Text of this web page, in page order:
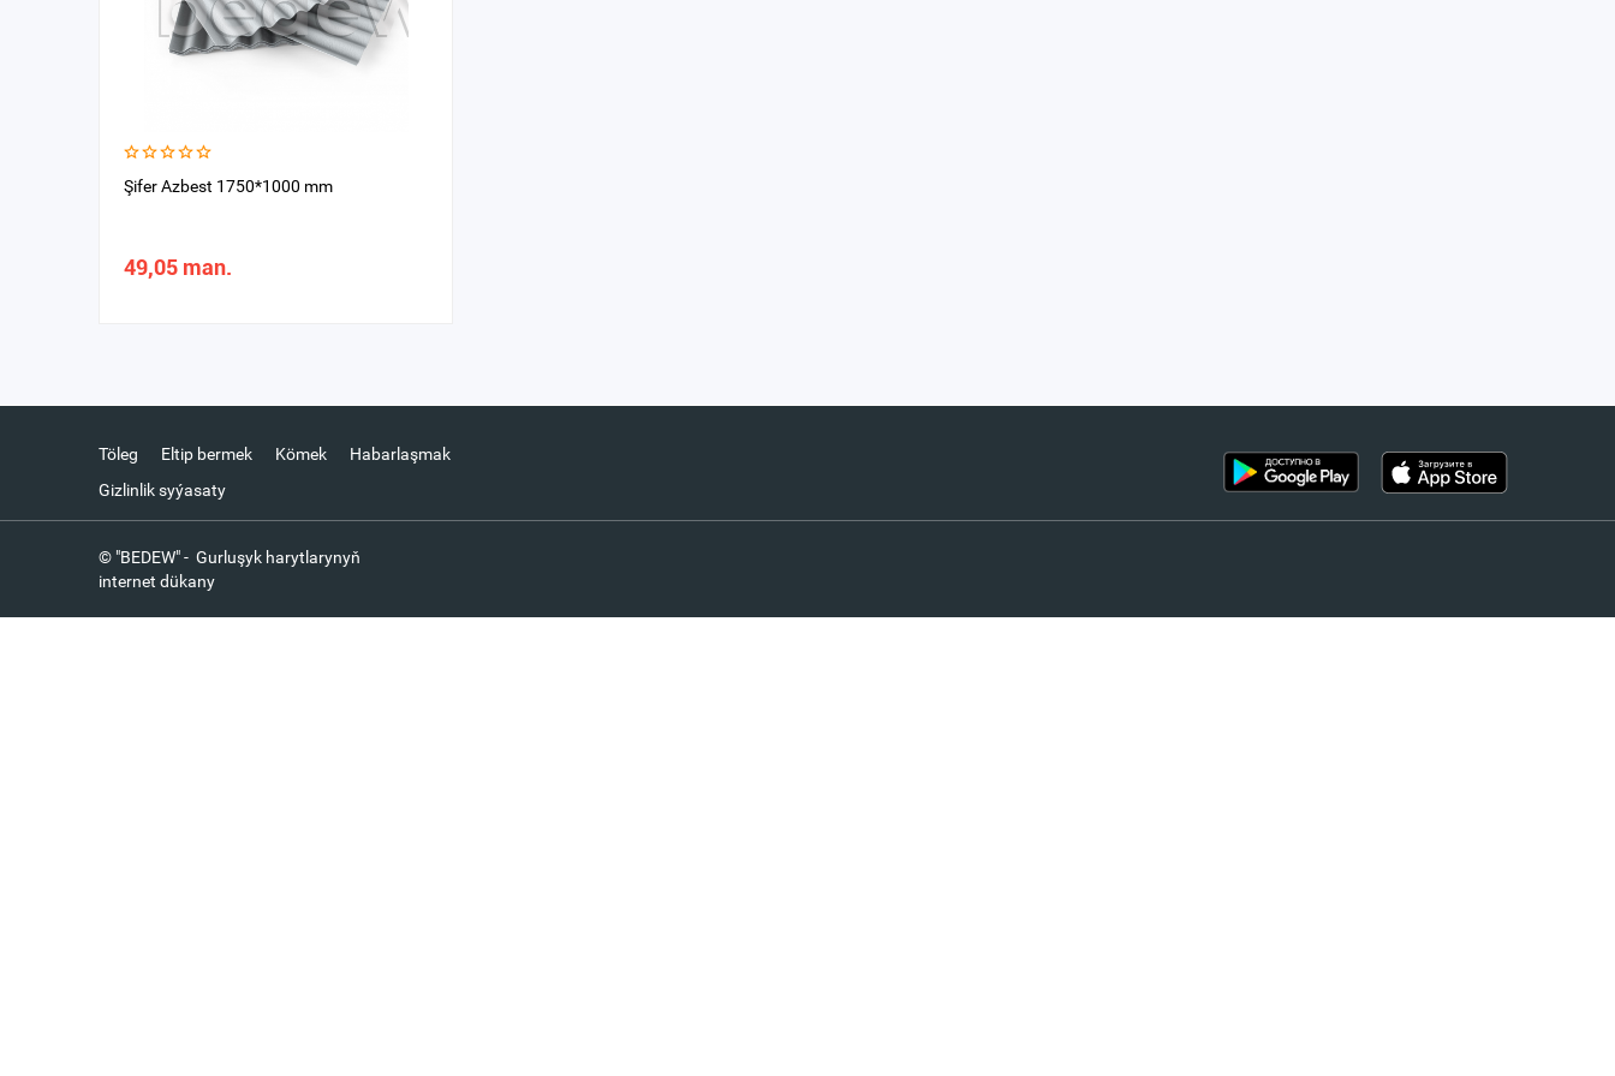
Şifer Azbest 1750*1000 mm
49,05 man.
Töleg Eltip bermek Kömek
Habarlaşmak
Gizlinlik syýasaty
© "BEDEW" - Gurluşyk harytlarynyň
internet dükany